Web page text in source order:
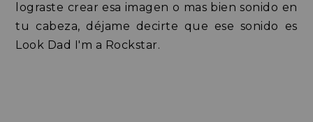
lograste crear esa imagen o mas bien sonido en
tu cabeza, déjame decirte que ese sonido es
Look Dad I'm a Rockstar.